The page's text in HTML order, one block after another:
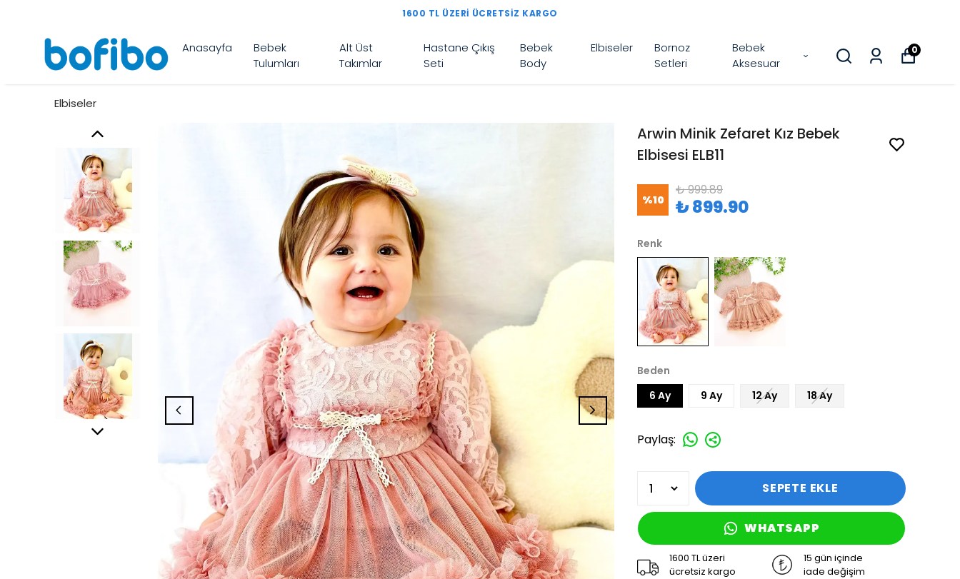
1600 TL ÜZERI ÜCRETSIZ KARGO
Anasayfa
Bebek
Tulumları
Alt Üst
Takımlar
Hastane Çıkış
Seti
Bebek
Body
Elbiseler
Bornoz
Setleri
Bebek
Aksesuar
0
Elbiseler
Arwin Minik Zefaret Kız Bebek
Elbisesi ELB11
%10
₺ 999.89
₺ 899.90
Renk
Beden
6 Ay
9 Ay 12 Ay 18 Ay
Paylaş:
SEPETE EKLE
WHATSAPP
1600 TL üzeri
ücretsiz kargo
15 gün içinde
iade değişim